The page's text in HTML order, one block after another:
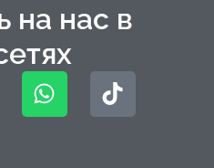
на нас в